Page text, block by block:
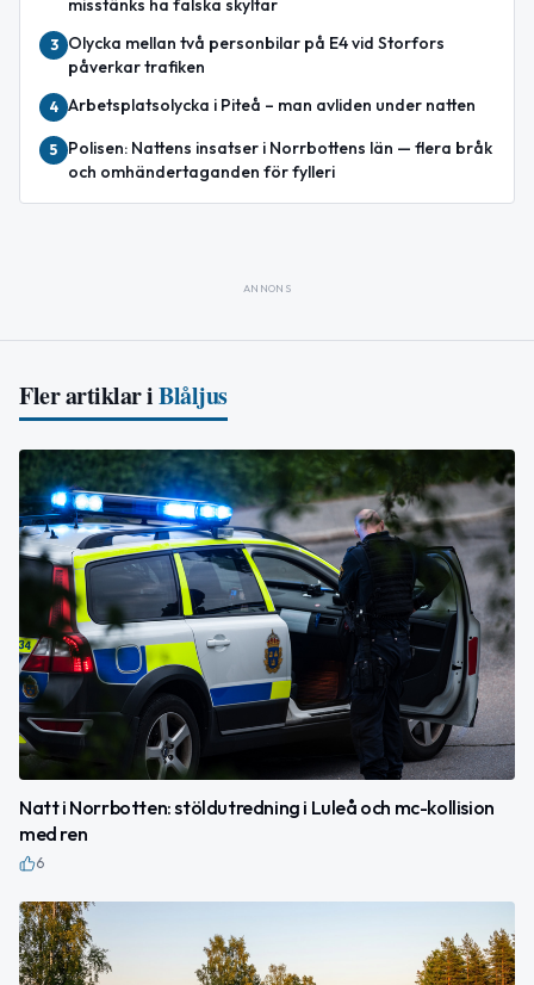
misstänks ha falska skyltar
3
Olycka mellan två personbilar på E4 vid Storfors
påverkar trafiken
4 Arbetsplatsolycka i Piteå – man avliden under natten
5
Polisen: Nattens insatser i Norrbottens län — flera bråk
och omhändertaganden för fylleri
ANNONS
Fler artiklar iBlåljus
Natt i Norrbotten: stöldutredning i Luleå och mc-kollision
med ren
6